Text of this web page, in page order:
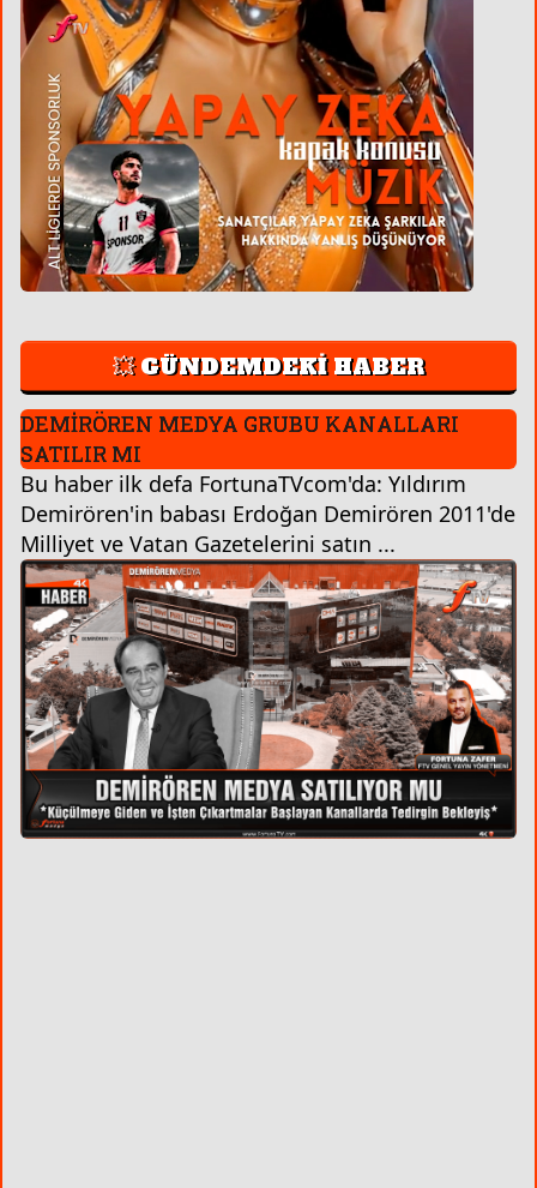
💥 GÜNDEMDEKİ HABER
DEMİRÖREN MEDYA GRUBU KANALLARI
SATILIR MI
Bu haber ilk defa FortunaTVcom'da: Yıldırım
Demirören'in babası Erdoğan Demirören 2011'de
Milliyet ve Vatan Gazetelerini satın ...